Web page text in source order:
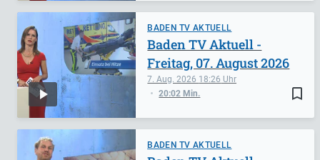
BADEN TV AKTUELL
bookmark_border
7. Aug. 2026 18:26
20:02 Min.
Baden TV Aktuell -
Freitag, 07. August 2026
BADEN TV AKTUELL